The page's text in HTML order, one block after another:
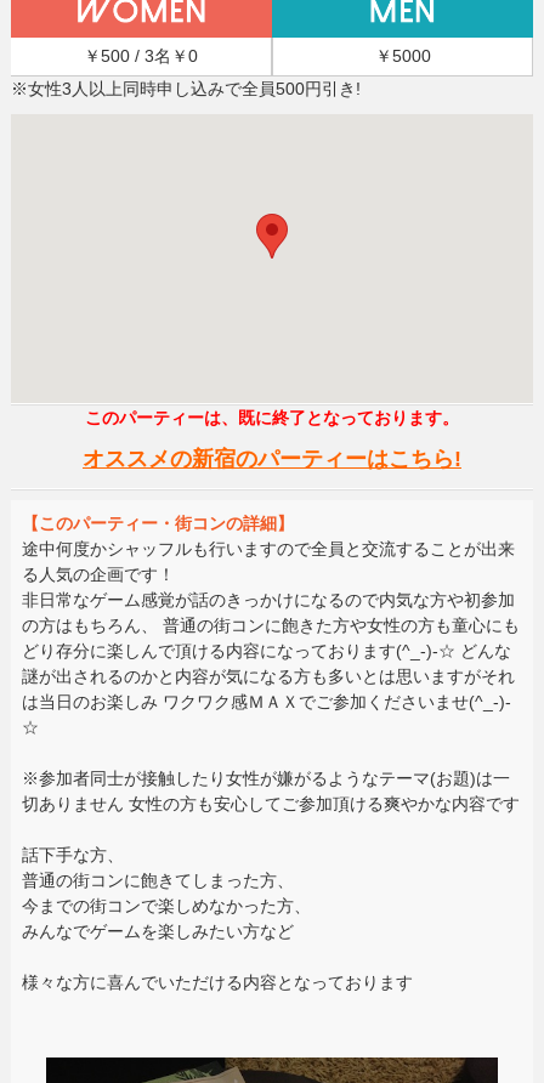
￥500 / 3名￥0
￥5000
※女性3人以上同時申し込みで全員500円引き!
このパーティーは、既に終了となっております。
オススメの新宿のパーティーはこちら!
【このパーティー・街コンの詳細】
途中何度かシャッフルも行いますので全員と交流することが出来
る人気の企画です！
非日常なゲーム感覚が話のきっかけになるので内気な方や初参加
の方はもちろん、 普通の街コンに飽きた方や女性の方も童心にも
どり存分に楽しんで頂ける内容になっております(^_-)-☆ どんな
謎が出されるのかと内容が気になる方も多いとは思いますがそれ
は当日のお楽しみ ワクワク感ＭＡＸでご参加くださいませ(^_-)-
☆
※参加者同士が接触したり女性が嫌がるようなテーマ(お題)は一
切ありません 女性の方も安心してご参加頂ける爽やかな内容です
話下手な方、
普通の街コンに飽きてしまった方、
今までの街コンで楽しめなかった方、
みんなでゲームを楽しみたい方など
様々な方に喜んでいただける内容となっております